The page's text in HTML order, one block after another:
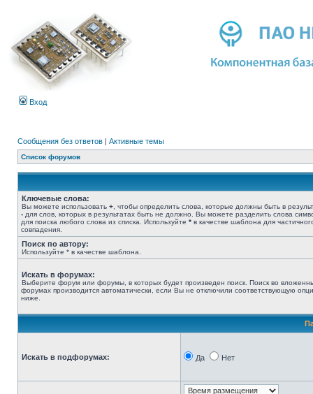
Вход
Сообщения без ответов | Активные темы
Список форумов
Ключевые слова:
Вы можете использовать + , чтобы определить слова, которые должны быть в
- для слов, которых в результатах быть не должно. Вы можете разделить слова
для поиска любого слова из списка. Используйте * в качестве шаблона для
совпадения.
Поиск по автору:
Используйте * в качестве шаблона.
Искать в форумах:
Выберите форум или форумы, в которых будет произведен поиск. Поиск во
форумах производится автоматически, если Вы не отключили соответствующую
ниже.
Искать в подфорумах: Да Нет